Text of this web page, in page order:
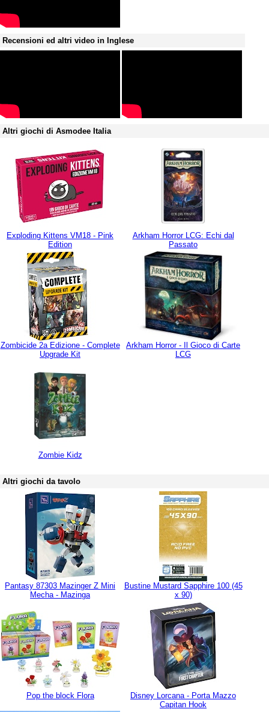
Recensioni ed altri video in Inglese
Altri giochi di Asmodee Italia
Exploding Kittens VM18 - Pink
Edition
Arkham Horror LCG: Echi dal
Passato
Zombicide 2a Edizione - Complete
Upgrade Kit
Arkham Horror - Il Gioco di Carte
LCG
Zombie Kidz
Altri giochi da tavolo
Pantasy 87303 Mazinger Z Mini
Mecha - Mazinga
Bustine Mustard Sapphire 100 (45
x 90)
Pop the block Flora
Disney Lorcana - Porta Mazzo
Capitan Hook